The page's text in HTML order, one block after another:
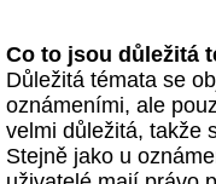
Co to jsou důležitá
Důležitá témata se
oznámeními, ale
velmi důležitá, takže
Stejně jako u